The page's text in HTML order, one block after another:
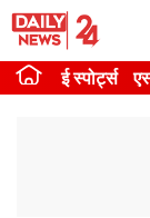
Skip
contentई स्पोर्ट्स